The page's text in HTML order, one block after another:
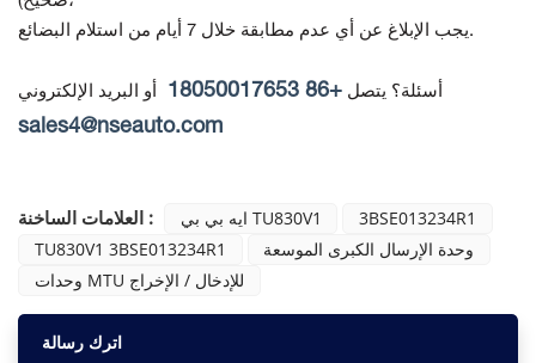
يجب الإبلاغ عن أي عدم مطابقة خلال 7 أيام من استلام البضائع.
أسئلة؟ يتصل +86 18050017653 أو البريد الإلكتروني
sales4@nseauto.com
العلامات الساخنة : ايه بي بي TU830V1
3BSE013234R1
TU830V1 3BSE013234R1
وحدة الإرسال الكبرى الموسعة
وحدات MTU للإدخال / الإخراج
اترك رسالة